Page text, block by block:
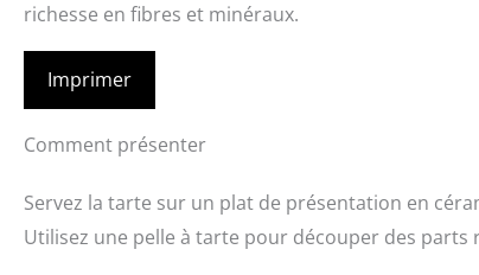
richesse en fibres et minéraux.
Imprimer
Comment présenter
Servez la tarte sur un plat de présentation en
Utilisez une pelle à tarte pour découper des parts